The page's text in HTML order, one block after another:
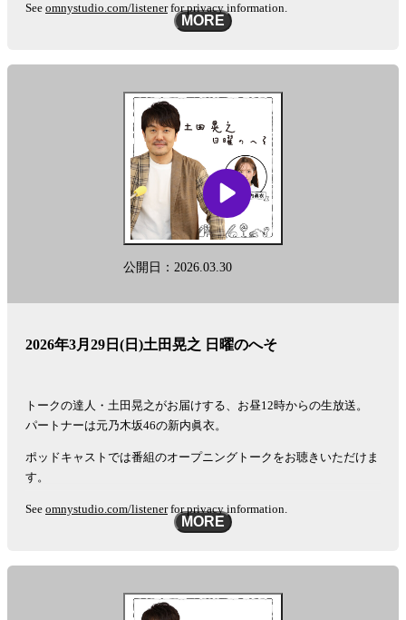
See omnystudio.com/listenerfor privacy information.
MORE
公開日：2026.03.30
2026年3月29日(日)土田晃之 日曜のへそ
トークの達人・土田晃之がお届けする、お昼12時からの生放送。
パートナーは元乃木坂46の新内眞衣。
ポッドキャストでは番組のオープニングトークをお聴きいただけま
す。
See omnystudio.com/listenerfor privacy information.
MORE